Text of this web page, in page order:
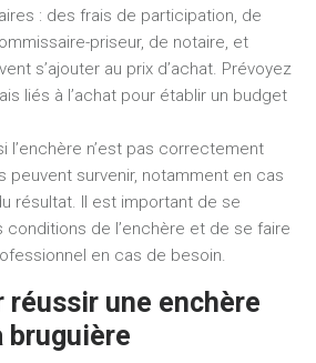
: des frais de participation, de
priseur, de notaire, et
s’ajouter au prix d’achat. Prévoyez
liés à l’achat pour établir un budget
l’enchère n’est pas correctement
peuvent survenir, notamment en cas
résultat. Il est important de se
conditions de l’enchère et de se faire
en cas de besoin.
réussir une enchère
bruguière